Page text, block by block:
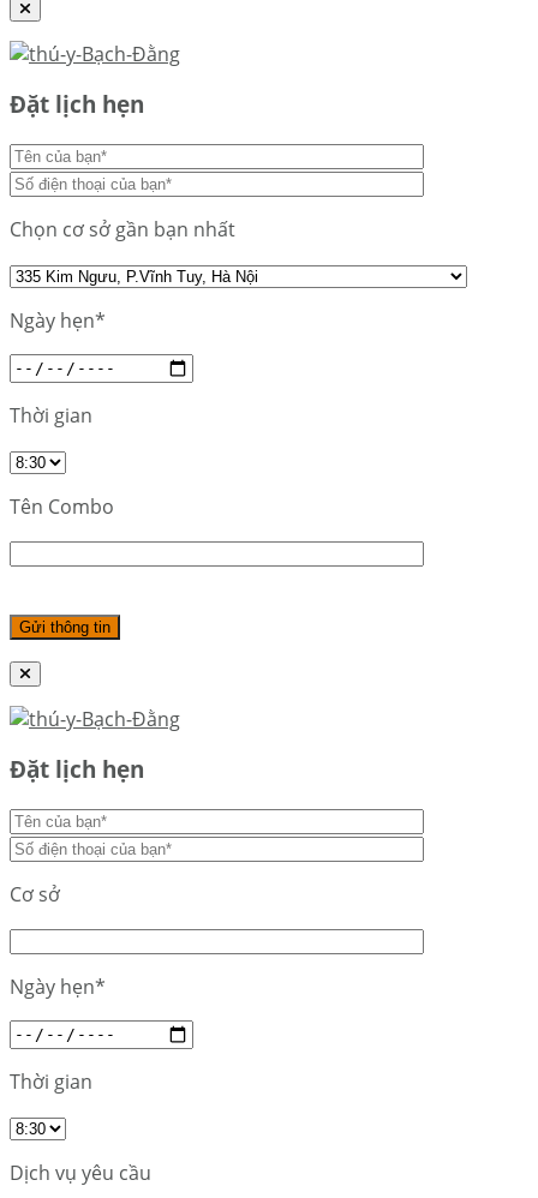
Đặt lịch hẹn
Chọn cơ sở gần bạn nhất
Ngày hẹn*
Thời gian
Tên Combo
Đặt lịch hẹn
Cơ sở
Ngày hẹn*
Thời gian
Dịch vụ yêu cầu